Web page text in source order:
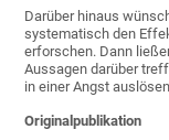
Darüber hinaus
systematisch den
erforschen. Dann
Aussagen darüber
in einer Angst
Originalpublikation